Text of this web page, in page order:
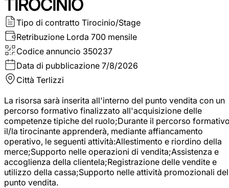
TIROCINIO
Tipo di contratto Tirocinio/Stage
Retribuzione Lorda 700 mensile
Codice annuncio 350237
Data di pubblicazione 7/8/2026
Città Terlizzi
La risorsa sarà inserita all'interno del punto vendita con un
percorso formativo finalizzato all'acquisizione delle
competenze tipiche del ruolo;Durante il percorso
il/la tirocinante apprenderà, mediante affiancamento
operativo, le seguenti attività:Allestimento e riordino della
merce;Supporto nelle operazioni di vendita;Assistenza e
accoglienza della clientela;Registrazione delle vendite e
utilizzo della cassa;Supporto nelle attività promozionali del
punto vendita.